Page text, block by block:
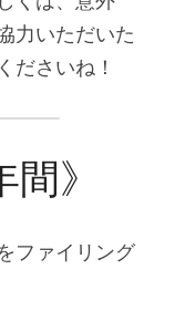
力いただいた
ださいね！
》
ファイリング